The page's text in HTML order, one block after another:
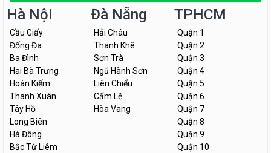
Hà Nội
Cầu Giấy
Đống Đa
Ba Đình
Hai Bà Trưng
Hoàn Kiếm
Thanh Xuân
Tây Hồ
Long Biên
Hà Đông
Bắc Từ Liêm
Đà Nẵng
Hải Châu
Thanh Khê
Sơn Trà
Ngũ Hành Sơn
Liên Chiểu
Cẩm Lệ
Hòa Vang
TPHCM
Quận 1
Quận 2
Quận 3
Quận 4
Quận 5
Quận 6
Quận 7
Quận 8
Quận 9
Quận 10